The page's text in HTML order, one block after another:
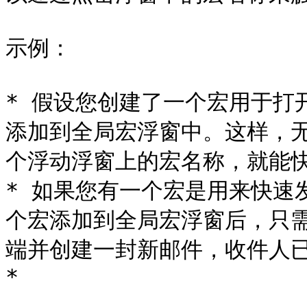
示例：
* 假设您创建了一个宏用于打
添加到全局宏浮窗中。这样，
个浮动浮窗上的宏名称，就能
* 如果您有一个宏是用来快速
个宏添加到全局宏浮窗后，只
端并创建一封新邮件，收件人
*